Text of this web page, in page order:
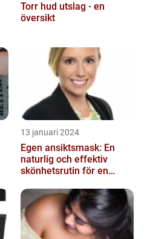
Torr hud utslag - en
översikt
13 januari 2024
Egen ansiktsmask: En
naturlig och effektiv
skönhetsrutin för en